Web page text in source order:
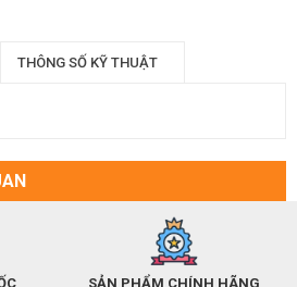
THÔNG SỐ KỸ THUẬT
SẢN PHẨM CHÍNH HÃNG